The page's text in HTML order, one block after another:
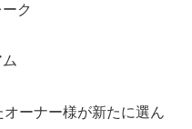
ク
ーナー様が新たに選ん